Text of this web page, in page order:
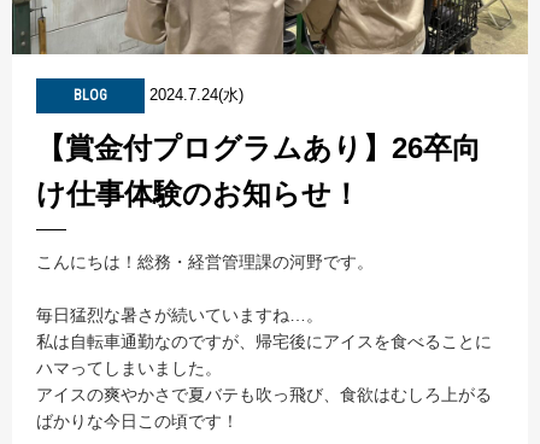
BLOG 2024.7.24(水)
【賞金付プログラムあり】26卒向
け仕事体験のお知らせ！
こんにちは！総務・経営管理課の河野です。
毎日猛烈な暑さが続いていますね…。
私は自転車通勤なのですが、帰宅後にアイスを食べることに
ハマってしまいました。
アイスの爽やかさで夏バテも吹っ飛び、食欲はむしろ上がる
ばかりな今日この頃です！